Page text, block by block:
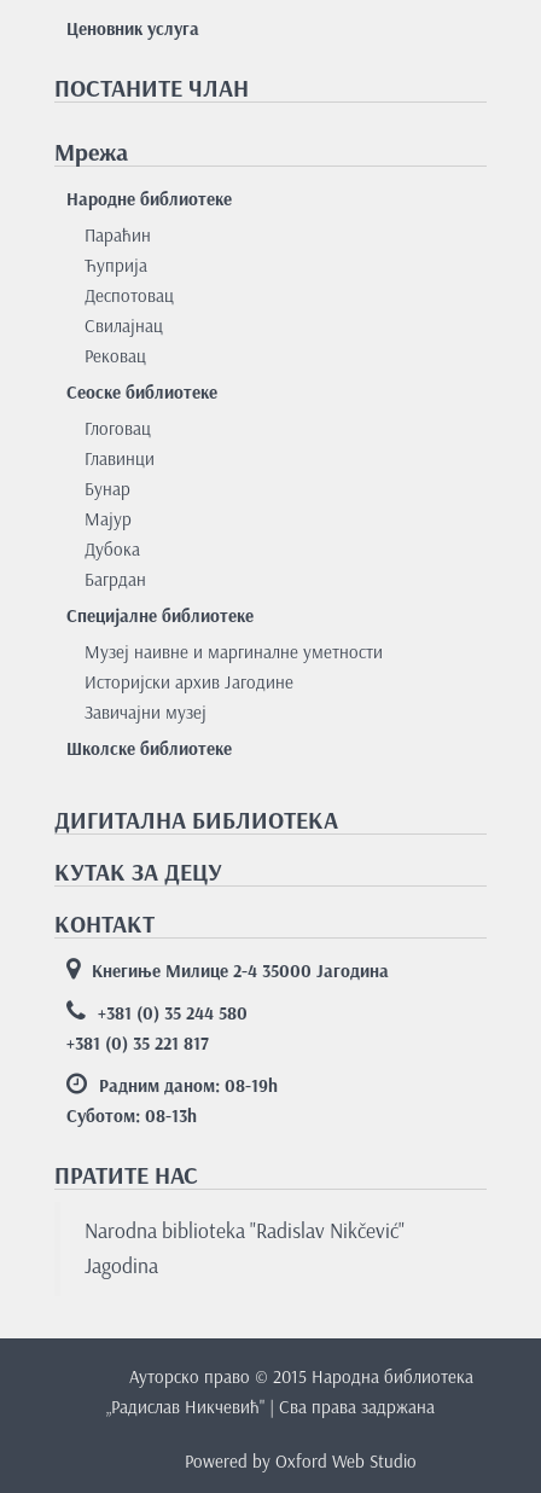
Ценовник услуга
ПОСТАНИТЕ ЧЛАН
Мрежа
Народне библиотеке
Параћин
Ћуприја
Деспотовац
Свилајнац
Рековац
Сеоске библиотеке
Глоговац
Главинци
Бунар
Мајур
Дубока
Багрдан
Специјалне библиотеке
Музеј наивне и маргиналне уметности
Историјски архив Јагодине
Завичајни музеј
Школске библиотеке
ДИГИТАЛНА БИБЛИОТЕКА
КУТАК ЗА ДЕЦУ
КОНТАКТ
Кнегиње Милице 2-4 35000 Јагодина
+381 (0) 35 244 580
+381 (0) 35 221 817
Радним даном: 08-19h
Суботом: 08-13h
ПРАТИТЕ НАС
Nаrodnа bibliotekа "Rаdislаv Nikčević"
Jаgodinа
Ауторско право © 2015 Народна библиотека
„Радислав Никчевић" | Сва права задржана
Powered by Oxford Web Studio